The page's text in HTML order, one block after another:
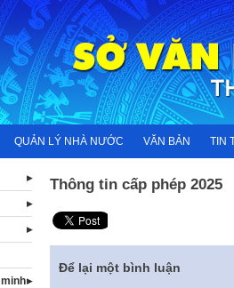
QUẢN LÝ NHÀ NƯỚC VĂN BẢN TIN
Thông tin cấp phép 2025
Để lại một bình luận